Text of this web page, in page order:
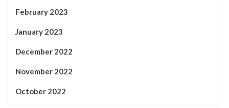
February 2023
January 2023
December 2022
November 2022
October 2022